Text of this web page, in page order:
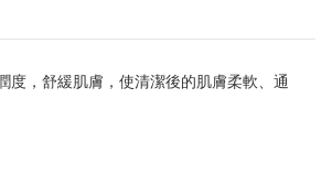
度，舒緩肌膚，使清潔後的肌膚柔軟、通